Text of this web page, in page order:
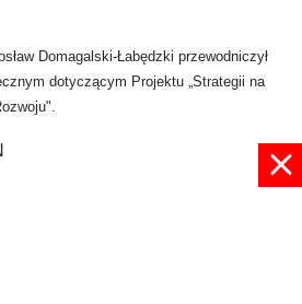
Domagalski-Łabędzki przewodniczył
dotyczącym Projektu „Strategii na